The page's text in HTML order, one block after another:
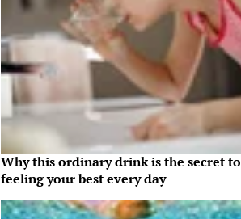
Why this ordinary drink is the secret to
feeling your best every day